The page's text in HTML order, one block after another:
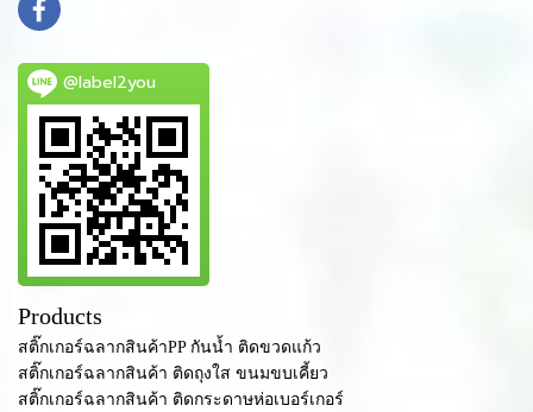
@label2you
Products
สติ๊กเกอร์ฉลากสินค้าPP กันน้ำ ติดขวดแก้ว
สติ๊กเกอร์ฉลากสินค้า ติดถุงใส ขนมขบเคี้ยว
สติ๊กเกอร์ฉลากสินค้า ติดกระดาษห่อเบอร์เกอร์